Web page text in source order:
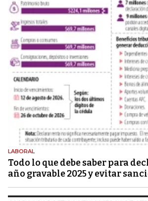
LABORAL
Todo lo que debe saber para
año gravable 2025 y evitar